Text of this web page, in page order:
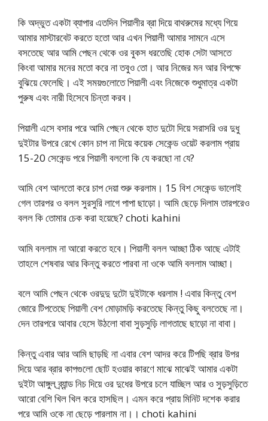
কি অদ্ভুত একটা ব্যাপার এতদিন পিয়ালীর ব্রা দিয়ে বাথরুমের মধ্যে গিয়ে
আমার মাস্টারবেট করতে হতো আর এখন পিয়ালী আমার সামনে এসে
বসতেছে আর আমি পেছন থেকে ওর বুকস ধরতেছি হোক সেটা আসতে
কিংবা আমার মনের মতো করে না তবুও তো। আর নিজের মন আর বিপক্ষে
বুঝিয়ে ফেলেছি। এই সময়গুলোতে পিয়ালী এবং নিজেকে শুধুমাত্র একটা
পুরুষ এবং নারী হিসেবে চিন্তা করব।
পিয়ালী এসে বসার পরে আমি পেছন থেকে হাত দুটো দিয়ে সরাসরি ওর দুধু
দুইটার উপরে রেখে কোন চাপ না দিয়ে কয়েক সেকেন্ড ওয়েট করলাম প্রায়
15-20 সেকেন্ড পরে পিয়ালী বললো কি যে করছো না যে?
আমি বেশ আলতো করে চাপ দেয়া শুরু করলাম। 15 বিশ সেকেন্ড ভালোই
গেল তারপর ও বলল সুরসুরি লাগে পাপা ছাড়ো। আমি ছেড়ে দিলাম তারপরেও
বলল কি তোমার চেক করা হয়েছে? choti kahini
আমি বললাম না আরো করতে হবে। পিয়ালী বলল আচ্ছা ঠিক আছে এটাই
তাহলে শেষবার আর কিন্তু করতে পারবা না ওকে আমি বললাম আচ্ছা।
বলে আমি পেছন থেকে ওরদুদু দুটো দুইটাকে ধরলাম ! এবার কিন্তু বেশ
জোরে টিপতেছে পিয়ালী বেশ মোড়ামড়ি করতেছে কিন্তু কিছু বলতেছে না।
দেন তারপরে আবার হেসে উঠলো বাবা সুড়সুড়ি লাগতাছে ছাড়ো না বাবা।
কিন্তু এবার আর আমি ছাড়ছি না এবার বেশ আদর করে টিপছি ব্রার উপর
দিয়ে আর ব্রার কাপগুলো ছোট হওয়ার কারণে মাঝে মাঝেই আমার একটা
দুইটা আঙ্গুল ব্র্যান্ড নিচ দিয়ে ওর দুধের উপরে চলে যাচ্ছিল আর ও সুড়সুড়িতে
আরো বেশি খিল খিল করে হাসছিল। এমন করে প্রায় মিনিট দশেক করার
পরে আমি ওকে না ছেড়ে পারলাম না।। choti kahini